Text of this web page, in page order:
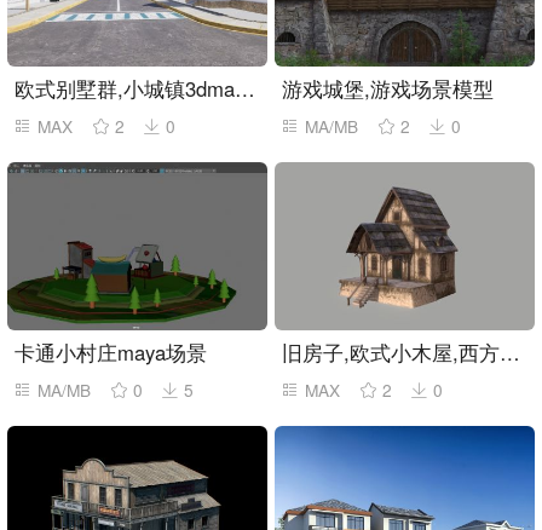
欧式别墅群,小城镇3dmax模型
MAX 2 0
游戏城堡,游戏场景模型
MA/MB 2 0
卡通小村庄maya场景
MA/MB 0 5
旧房子,欧式小木屋,西方住宅
MAX 2 0